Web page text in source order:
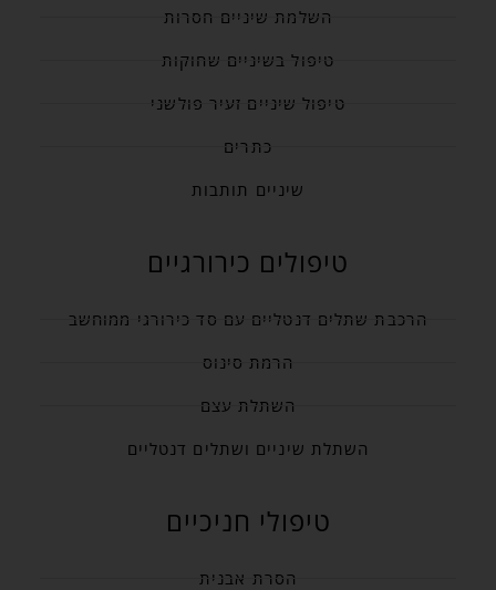
השלמת שיניים חסרות
טיפול בשיניים שחוקות
טיפול שיניים זעיר פולשני
כתרים
שיניים תותבות
טיפולים כירורגיים
הרכבת שתלים דנטליים עם סד כירורגי ממוחשב
הרמת סינוס
השתלת עצם
השתלת שיניים ושתלים דנטליים
טיפולי חניכיים
הסרת אבנית